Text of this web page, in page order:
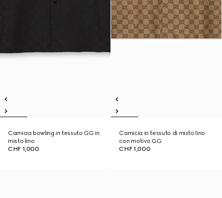
Camicia bowling in tessuto GG in
misto lino
CHF 1,000
Camicia in tessuto di misto lino
con motivo GG
CHF 1,000